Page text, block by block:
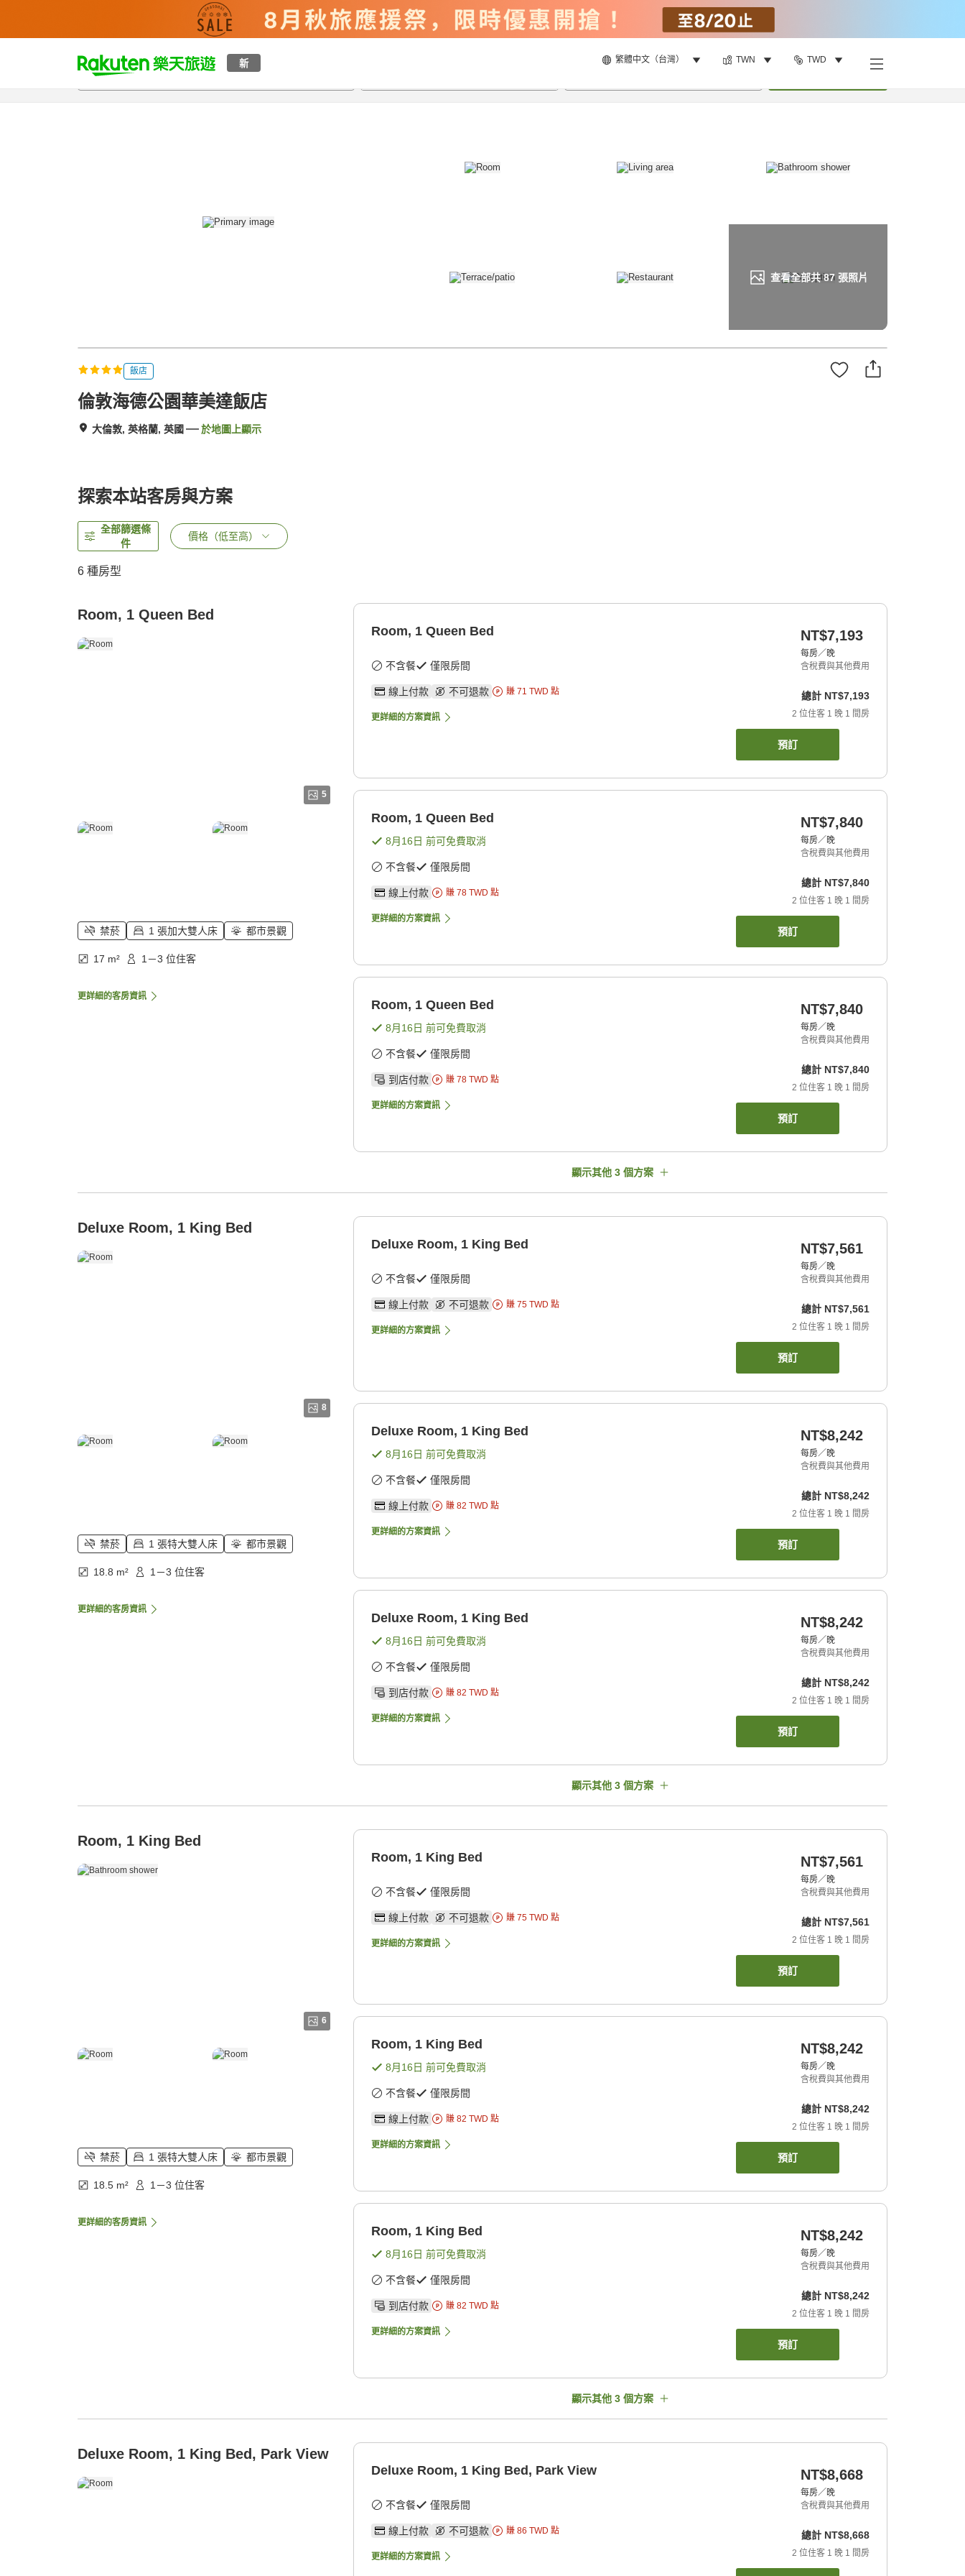
新 繁體中文（台灣） TWN TWD
t
p
查看全部共87張照片
總覽客房與方案評語設施
飯店
倫敦海德公園華美達飯店
大倫敦, 英格蘭, 英國 於地圖上顯示
探索本站客房與方案
全部篩選條
件
價格（低至高）
6 種房型
Room, 1 Queen Bed
5
禁菸 1 張加大雙人床 都市景觀
17 m² 1－3 位住客
更詳細的客房資訊
Room, 1 Queen Bed
不含餐 僅限房間
線上付款 不可退款 賺 71 TWD 點
更詳細的方案資訊
NT$7,193
每房／晚
含稅費與其他費用
總計 NT$7,193
2 位住客 1 晚 1 間房
預訂
Room, 1 Queen Bed
8月16日 前可免費取消
不含餐 僅限房間
線上付款 賺 78 TWD 點
更詳細的方案資訊
NT$7,840
每房／晚
含稅費與其他費用
總計 NT$7,840
2 位住客 1 晚 1 間房
預訂
Room, 1 Queen Bed
8月16日 前可免費取消
不含餐 僅限房間
到店付款 賺 78 TWD 點
更詳細的方案資訊
NT$7,840
每房／晚
含稅費與其他費用
總計 NT$7,840
2 位住客 1 晚 1 間房
預訂
顯示其他 3 個方案
Deluxe Room, 1 King Bed
8
禁菸 1 張特大雙人床 都市景觀
18.8 m² 1－3 位住客
更詳細的客房資訊
Deluxe Room, 1 King Bed
不含餐 僅限房間
線上付款 不可退款 賺 75 TWD 點
更詳細的方案資訊
NT$7,561
每房／晚
含稅費與其他費用
總計 NT$7,561
2 位住客 1 晚 1 間房
預訂
Deluxe Room, 1 King Bed
8月16日 前可免費取消
不含餐 僅限房間
線上付款 賺 82 TWD 點
更詳細的方案資訊
NT$8,242
每房／晚
含稅費與其他費用
總計 NT$8,242
2 位住客 1 晚 1 間房
預訂
Deluxe Room, 1 King Bed
8月16日 前可免費取消
不含餐 僅限房間
到店付款 賺 82 TWD 點
更詳細的方案資訊
NT$8,242
每房／晚
含稅費與其他費用
總計 NT$8,242
2 位住客 1 晚 1 間房
預訂
顯示其他 3 個方案
Room, 1 King Bed
6
禁菸 1 張特大雙人床 都市景觀
18.5 m² 1－3 位住客
更詳細的客房資訊
Room, 1 King Bed
不含餐 僅限房間
線上付款 不可退款 賺 75 TWD 點
更詳細的方案資訊
NT$7,561
每房／晚
含稅費與其他費用
總計 NT$7,561
2 位住客 1 晚 1 間房
預訂
Room, 1 King Bed
8月16日 前可免費取消
不含餐 僅限房間
線上付款 賺 82 TWD 點
更詳細的方案資訊
NT$8,242
每房／晚
含稅費與其他費用
總計 NT$8,242
2 位住客 1 晚 1 間房
預訂
Room, 1 King Bed
8月16日 前可免費取消
不含餐 僅限房間
到店付款 賺 82 TWD 點
更詳細的方案資訊
NT$8,242
每房／晚
含稅費與其他費用
總計 NT$8,242
2 位住客 1 晚 1 間房
預訂
顯示其他 3 個方案
Deluxe Room, 1 King Bed, Park View
Deluxe Room, 1 King Bed, Park View
不含餐 僅限房間
線上付款 不可退款 賺 86 TWD 點
更詳細的方案資訊
NT$8,668
每房／晚
含稅費與其他費用
總計 NT$8,668
2 位住客 1 晚 1 間房